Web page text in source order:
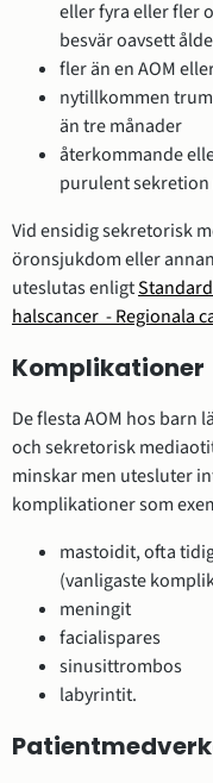
eller fyra eller fler
besvär oavsett
fler än en AOM
nytillkommen
än tre månader
återkommande
purulent sekretion
Vid ensidig sekretorisk
öronsjukdom eller
uteslutas enligt
halscancer - Regionala
Komplikationer
De flesta AOM hos
och sekretorisk
minskar men utesluter
komplikationer som
mastoidit, ofta
(vanligaste
meningit
facialispares
sinusittrombos
labyrintit.